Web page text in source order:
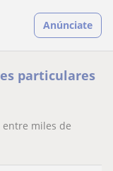
Anúnciate
particulares
entre miles de